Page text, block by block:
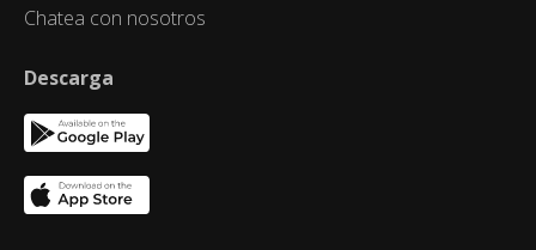
Chatea con nosotros
Descarga